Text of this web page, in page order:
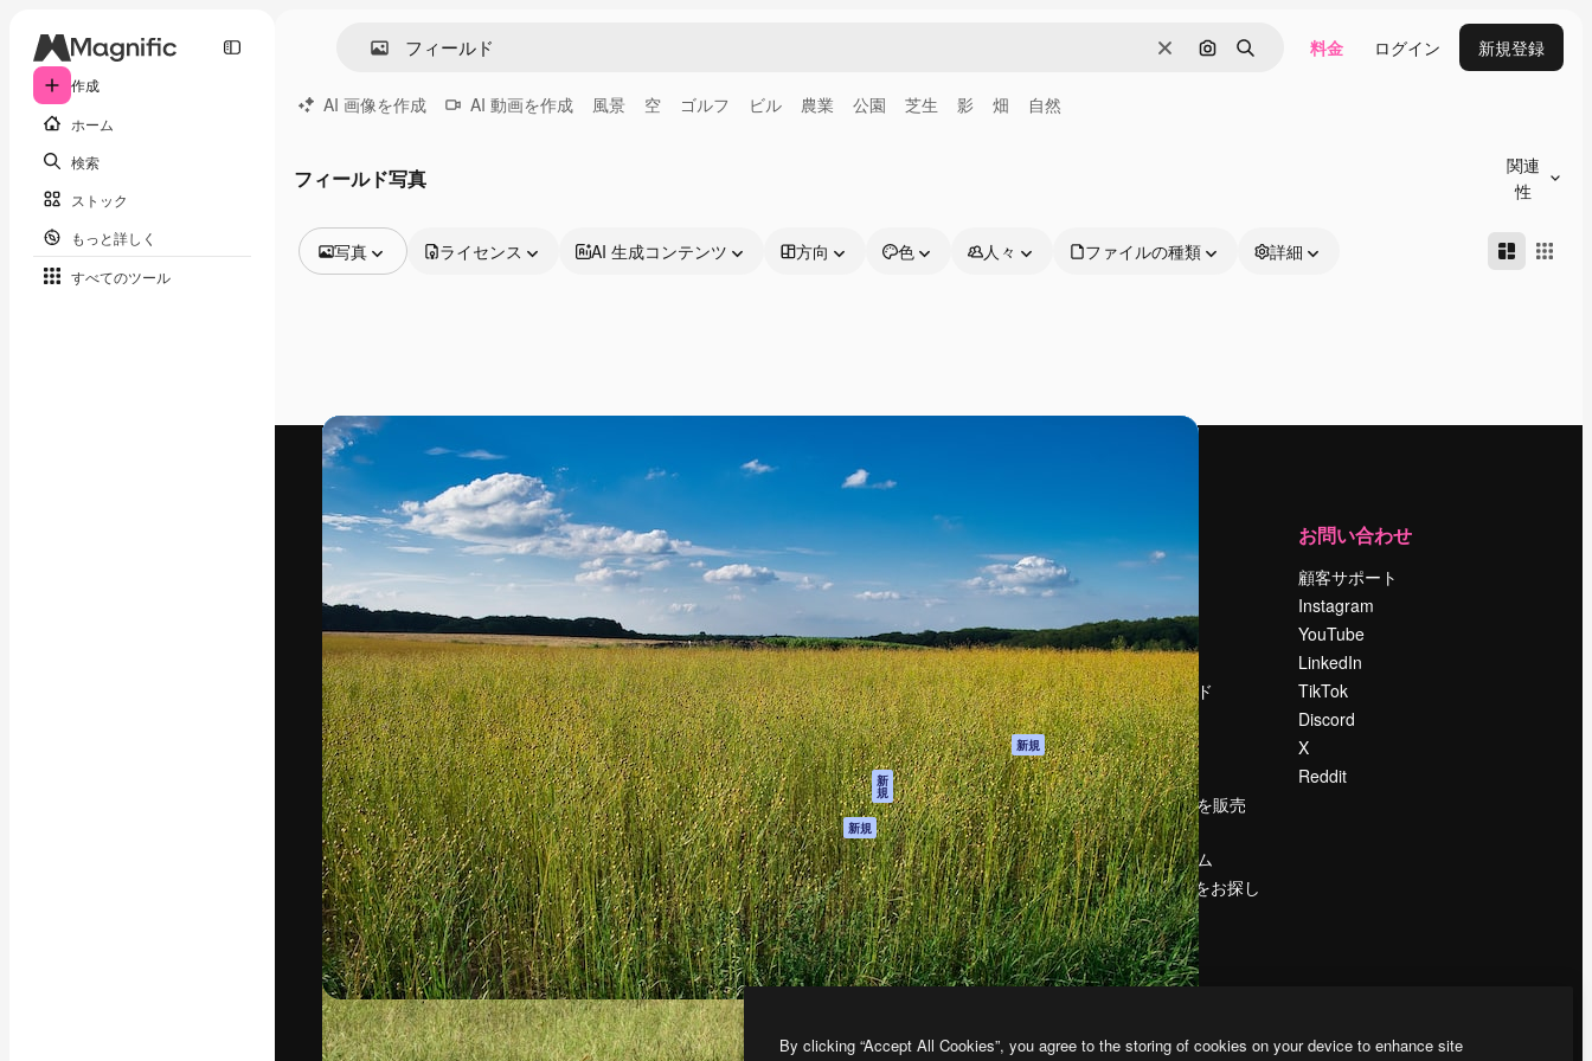
作成
ホーム
検索
ストック
もっと詳しく
すべてのツール
消去 画像で検索
検索 料金 ログイン 新規登録
AI 画像を作成 AI 動画を作成 風景 空 ゴルフ ビル 農業 公園 芝生 影 畑 自然
フィールド写真
関連
性
写真
動画
映像素材
モーショングラフィックス
動画テンプレート
アイコン
3D モデル
フォント
ライセンス AI 生成コンテンツ 方向 色 人々 ファイルの種類 詳細
最高のクリエイティブ制作を導くためのプラ
ットフォーム。クリエイター、企業、代理
店、スタジオを含む100万人以上が利用して
います。
日本語
製品
Spaces
AI アシスタント
AI 画像生成ツール
AI 動画生成ツール
AI 音声合成ツール
ストックコンテン
ツ
Claude/ChatGPT
向けMCP
新
規
エージェント 新規
API
モバイルアプリ
すべてのMagnificツ
ール
はじめに
Academy
ドキュメント
サポート
利用規約
プライバシーポリ
シー
オリジナル 新規
クッキーポリシー
トラストセンター
アフィリエイト
法人向け
運営
Reviews
採用情報
検索トレンド
ブログ
イベント
Slidesgo
コンテンツを販売
する
プレスルーム
magnific.aiをお探し
ですか？
お問い合わせ
顧客サポート
Instagram
YouTube
LinkedIn
TikTok
Discord
X
Reddit
Copyright © 2010-2026Freepik Company S.L.U.無断複写・転載を禁じます
By clicking “Accept All Cookies”, you agree to the storing of cookies on your device to enhance site